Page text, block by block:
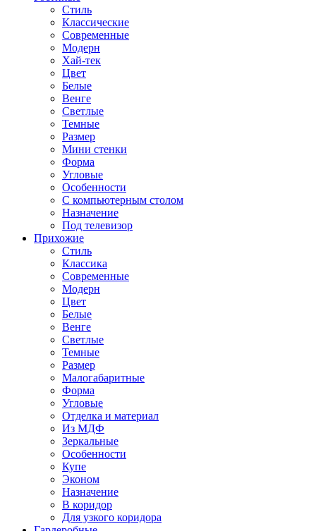
Стиль
Классические
Современные
Модерн
Хай-тек
Цвет
Белые
Венге
Светлые
Темные
Размер
Мини стенки
Форма
Угловые
Особенности
С компьютерным столом
Назначение
Под телевизор
Прихожие
Стиль
Классика
Современные
Модерн
Цвет
Белые
Венге
Светлые
Темные
Размер
Малогабаритные
Форма
Угловые
Отделка и материал
Из МДФ
Зеркальные
Особенности
Купе
Эконом
Назначение
В коридор
Для узкого коридора